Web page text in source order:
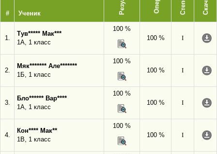
# Ученик
1.
Тув***** Мак***
1А, 1 класс
100 %
100 %
I
2.
Мяк******* Але*******
1Б, 1 класс
100 %
100 %
I
3.
Бло****** Вар****
1А, 1 класс
100 %
100 %
I
4.
Кон**** Мак**
1В, 1 класс
100 %
100 %
I